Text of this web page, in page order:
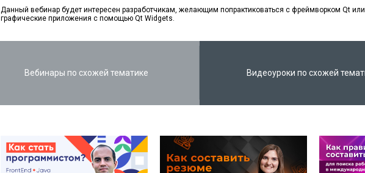
Данный вебинар будет интересен разработчикам, желающим попрактиковаться с фреймворком Qt
графические приложения с помощью Qt Widgets.
Вебинары по схожей тематике Видеоуроки по схожей